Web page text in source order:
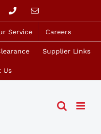
PhoneEmail
Service Careers
Supplier Links
Us